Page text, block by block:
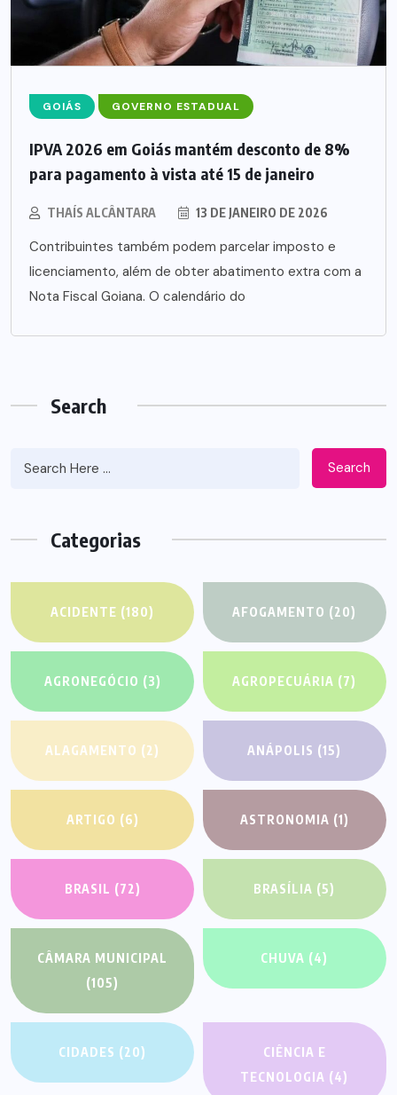
GOIÁS GOVERNO ESTADUAL
IPVA 2026 em Goiás mantém desconto de 8%
para pagamento à vista até 15 de janeiro
THAÍS ALCÂNTARA 13 DE JANEIRO DE 2026
Contribuintes também podem parcelar imposto e
licenciamento, além de obter abatimento extra com a
Nota Fiscal Goiana. O calendário do
Search
Search
Categorias
ACIDENTE (180) AFOGAMENTO (20)
AGRONEGÓCIO (3) AGROPECUÁRIA (7)
ALAGAMENTO (2) ANÁPOLIS (15)
ARTIGO (6) ASTRONOMIA (1)
BRASIL (72) BRASÍLIA (5)
CÂMARA MUNICIPAL
(105)
CHUVA (4)
CIDADES (20)
CIÊNCIA E
TECNOLOGIA (4)